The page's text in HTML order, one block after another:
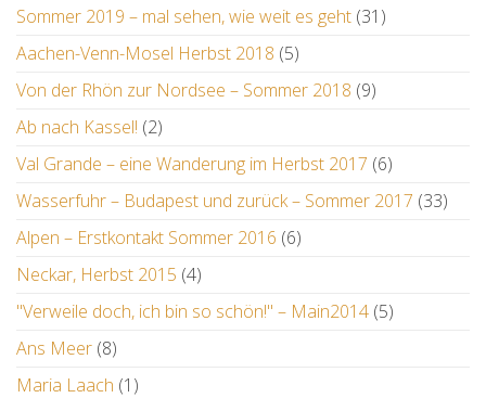
Sommer 2019 – mal sehen, wie weit es geht (31)
Aachen-Venn-Mosel Herbst 2018 (5)
Von der Rhön zur Nordsee – Sommer 2018 (9)
Ab nach Kassel! (2)
Val Grande – eine Wanderung im Herbst 2017 (6)
Wasserfuhr – Budapest und zurück – Sommer 2017 (33)
Alpen – Erstkontakt Sommer 2016 (6)
Neckar, Herbst 2015 (4)
"Verweile doch, ich bin so schön!" – Main2014 (5)
Ans Meer (8)
Maria Laach (1)